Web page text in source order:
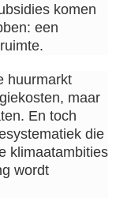
komen
een
huurmarkt
maar
En toch
die
klimaatambities
wordt